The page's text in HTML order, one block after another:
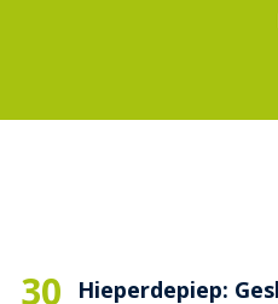
30
Hieperdepiep: